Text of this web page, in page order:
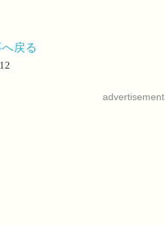
戻る
advertisement